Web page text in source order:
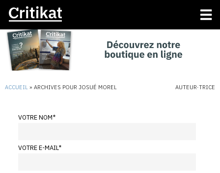
ACCUEIL » ARCHIVES POUR JOSUÉ MOREL AUTEUR·TRICE
VOTRE NOM*
VOTRE E-MAIL*